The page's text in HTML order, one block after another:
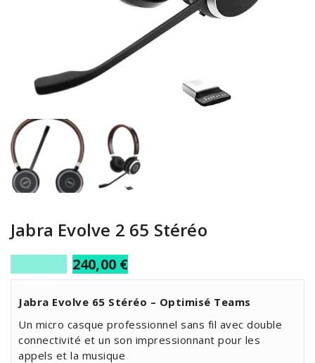
Jabra Evolve 2 65 Stéréo
240,00 €
Jabra Evolve 65 Stéréo – Optimisé Teams
Un micro casque professionnel sans fil avec double
connectivité et un son impressionnant pour les
appels et la musique